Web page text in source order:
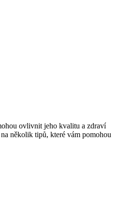
ovlivnit jeho kvalitu a zdraví
několik tipů, které vám pomohou